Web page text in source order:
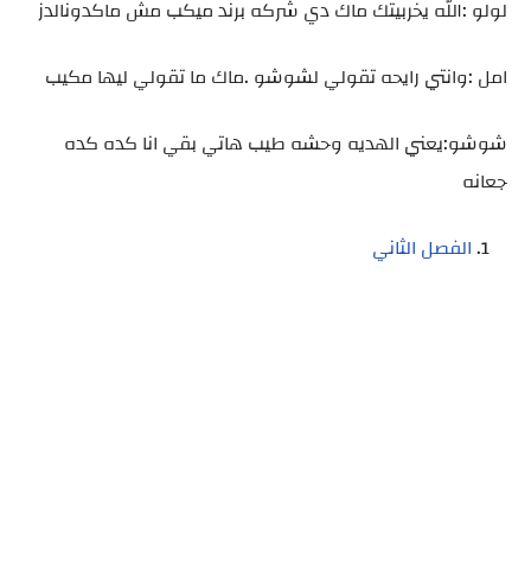
لولو :الله يخربيتك ماك دي شركه برند ميكب مش ماكدونالدز
امل :وانتي رايحه تقولي لشوشو .ماك ما تقولي ليها مكيب
شوشو:يعني الهديه وحشه طيب هاتي بقي انا كده كده
جعانه
الفصل الثاني